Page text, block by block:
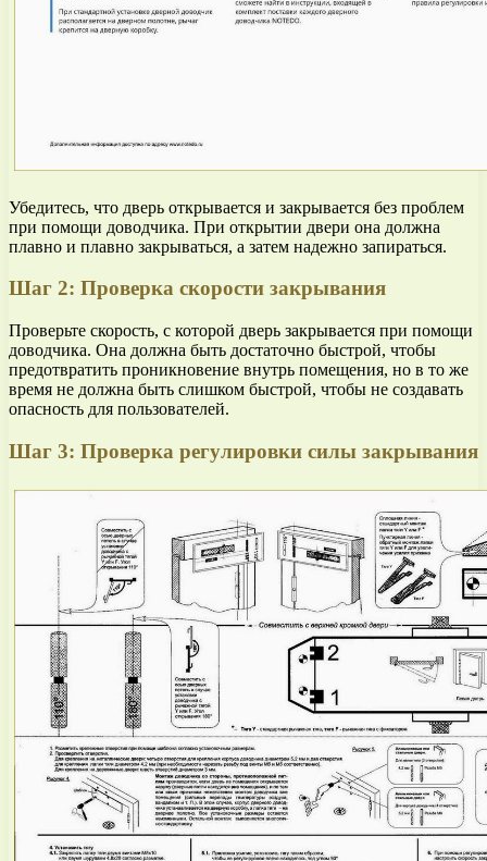
Убедитесь, что дверь открывается и закрывается без проблем
при помощи доводчика. При открытии двери она должна
плавно и плавно закрываться, а затем надежно запираться.
Шаг 2: Проверка скорости закрывания
Проверьте скорость, с которой дверь закрывается при помощи
доводчика. Она должна быть достаточно быстрой, чтобы
предотвратить проникновение внутрь помещения, но в то же
время не должна быть слишком быстрой, чтобы не создавать
опасность для пользователей.
Шаг 3: Проверка регулировки силы закрывания